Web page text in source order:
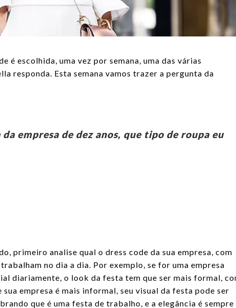
é escolhida, uma vez por semana, uma das várias
responda. Esta semana vamos trazer a pergunta da
empresa de dez anos, que tipo de roupa eu
primeiro analise qual o dress code da sua empresa, com
no dia a dia. Por exemplo, se for uma empresa
diariamente, o look da festa tem que ser mais formal,
empresa é mais informal, seu visual da festa pode ser
que é uma festa de trabalho, e a elegância é sempre